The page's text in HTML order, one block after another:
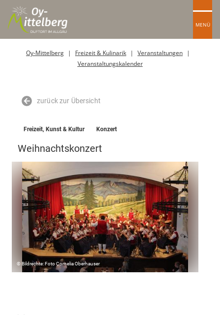
MENÜ
Oy-Mittelberg Freizeit & Kulinarik
Veranstaltungen
Veranstaltungskalender
zurück zur Übersicht
Freizeit, Kunst & Kultur Konzert
Weihnachtskonzert
© Bildrechte: Foto Cornelia Oberhauser